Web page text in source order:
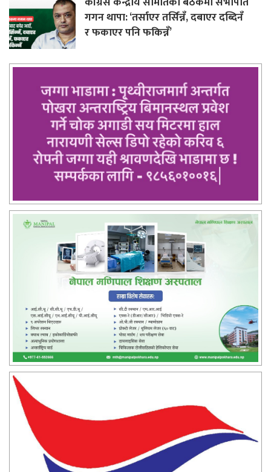
गगन थापा: ‘तर्साएर तर्सिन्नँ, दबाएर दब्दिनँ
र फकाएर पनि फकिन्नँ’